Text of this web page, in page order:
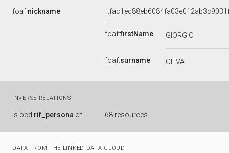
foaf:nickname
foaf:firstName GIORGIO
foaf:surname OLIVA
INVERSE RELATIONS
is ocd:rif_persona of 68 resources
DATA FROM THE LINKED DATA CLOUD